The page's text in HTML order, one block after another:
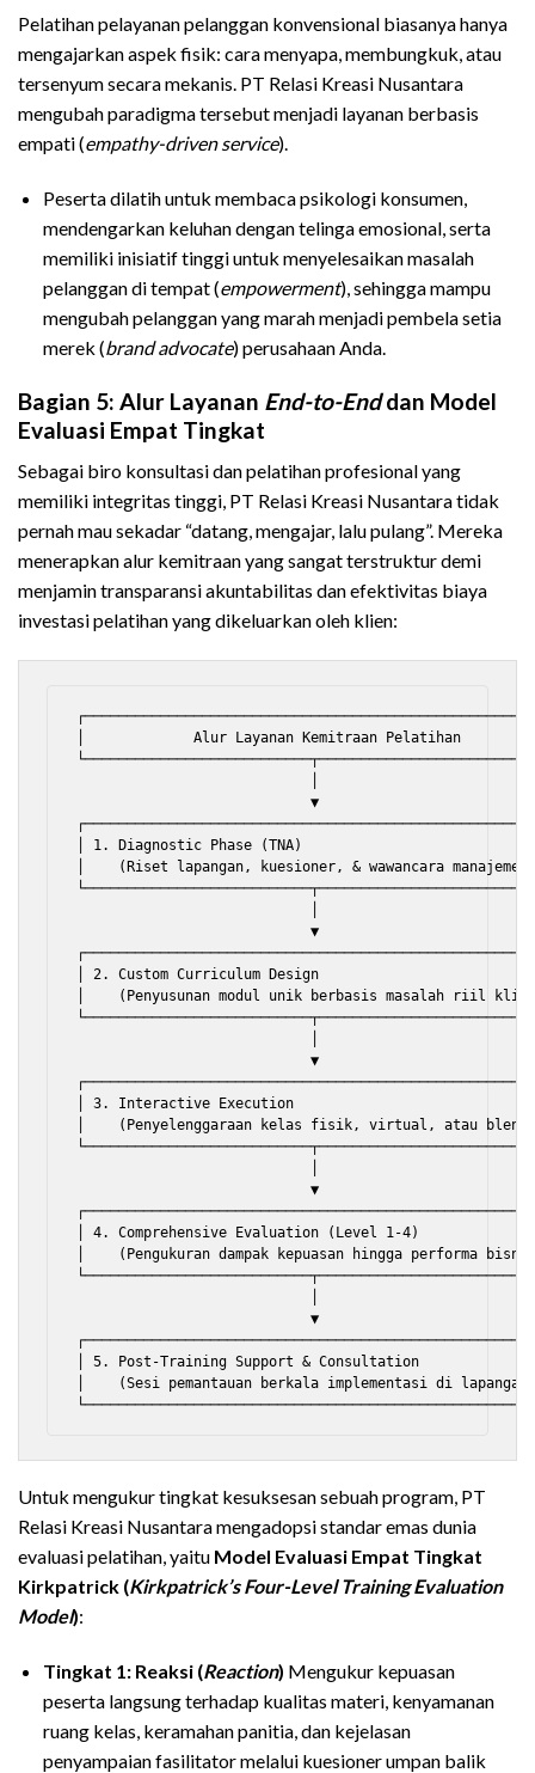
Pelatihan pelayanan pelanggan konvensional biasanya hanya
mengajarkan aspek fisik: cara menyapa, membungkuk, atau
tersenyum secara mekanis. PT Relasi Kreasi Nusantara
mengubah paradigma tersebut menjadi layanan berbasis
empati (empathy-driven service).
Peserta dilatih untuk membaca psikologi konsumen,
mendengarkan keluhan dengan telinga emosional, serta
memiliki inisiatif tinggi untuk menyelesaikan masalah
pelanggan di tempat (empowerment), sehingga mampu
mengubah pelanggan yang marah menjadi pembela setia
merek (brand advocate) perusahaan Anda.
Bagian 5: Alur Layanan End-to-Enddan Model
Evaluasi Empat Tingkat
Sebagai biro konsultasi dan pelatihan profesional yang
memiliki integritas tinggi, PT Relasi Kreasi Nusantara tidak
pernah mau sekadar “datang, mengajar, lalu pulang”. Mereka
menerapkan alur kemitraan yang sangat terstruktur demi
menjamin transparansi akuntabilitas dan efektivitas biaya
investasi pelatihan yang dikeluarkan oleh klien:
│             Alur Layanan Kemitraan Pelatihan
                            ▼
│ 1. Diagnostic Phase (TNA)
│    (Riset lapangan, kuesioner, & wawancara
                            ▼
│ 2. Custom Curriculum Design
│    (Penyusunan modul unik berbasis masalah riil
                            ▼
│ 3. Interactive Execution
│    (Penyelenggaraan kelas fisik, virtual, atau
                            ▼
│ 4. Comprehensive Evaluation (Level 1-4)
│    (Pengukuran dampak kepuasan hingga performa
                            ▼
│ 5. Post-Training Support & Consultation
│    (Sesi pemantauan berkala implementasi di
Untuk mengukur tingkat kesuksesan sebuah program, PT
Relasi Kreasi Nusantara mengadopsi standar emas dunia
evaluasi pelatihan, yaitu Model Evaluasi Empat Tingkat
Kirkpatrick (Kirkpatrick’s Four-Level Training Evaluation
Model):
Tingkat 1: Reaksi (Reaction) Mengukur kepuasan
peserta langsung terhadap kualitas materi, kenyamanan
ruang kelas, keramahan panitia, dan kejelasan
penyampaian fasilitator melalui kuesioner umpan balik